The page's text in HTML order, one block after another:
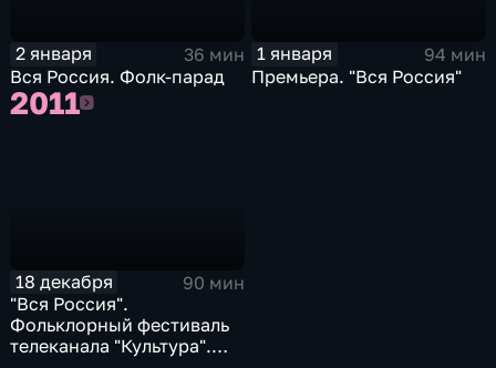
2 января
36 мин
Вся Россия. Фолк-парад
1 января
94 мин
Премьера. "Вся Россия"
20112011
18 декабря
90 мин
"Вся Россия".
Фольклорный фестиваль
телеканала "Культура".